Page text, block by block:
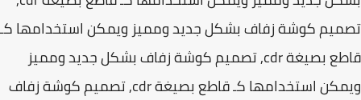
كوشة زفاف بشكل جديد ومميز ويمكن استخدامها كـ
قاطع بصيغة cdr, تصميم كوشة زفاف بشكل جديد ومميز
ويمكن استخدامها كـ قاطع بصيغة cdr, تصميم كوشة زفاف